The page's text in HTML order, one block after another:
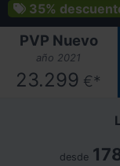
35%
PVP Nuevo
año 2021
23.299 €*
desde